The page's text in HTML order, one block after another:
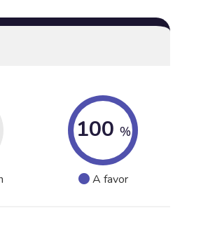
100 %
A favor